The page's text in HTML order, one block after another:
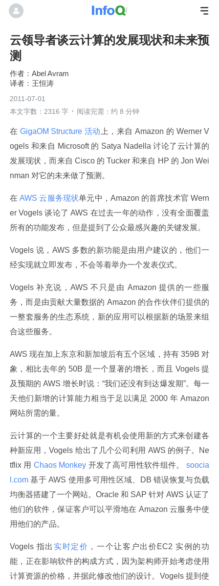
云领导者谈云计算的发展现状和未来预
测
Abel Avram
王恒涛
2011-07-01
本文字数：2316 字
阅读完需：约 8 分钟
在 GigaOM Structure 活动 上，来自 Amazon 的 Werner V
ogels 和来自 Microsoft 的 Satya Nadella 讨论了云计算的
发展现状，而来自 Cisco 的 Tucker 和来自 HP 的 Jon Wei
nman 对它的未来做了预测。
在 AWS 云服务现状单元中，Amazon 的首席技术官 Wern
er Vogels 谈论了 AWS 在过去一年的动作，没有全面覆盖
所有的功能发布，但是提到了公众最感兴趣的关键发展。
Vogels 说，AWS 多数的新功能是由用户建议的，他们一
经实现就立即发布，不会等着举办一个发表仪式。
Vogels 补充说，AWS 不只是由 Amazon 提供的一些服
务，而是由贡献大量数据的 Amazon 的合作伙伴们提供的
一整套服务的生态系统，新的应用可以根据新的场景来组
合这些服务。
AWS 现在加上东京和新加坡后有五个区域，持有 359B 对
象，相比去年的 50B 是一个显著的增长，而且 Vogels 提
及预期的 AWS 增长时说：“我们还没有到达爆发期”。每一
天他们新增的计算能力相当于足以满足 2000 年 Amazon
网站所需的量。
云计算的一个主要好处就是有机会使用新的方式来创建各
种新应用，Vogels 给出了几个公司利用 AWS 的例子。Ne
tflix 用 Chaos Monkey 开发了高可用性软件组件。
soocia
l.com 基于 AWS 使用多可用性区域、DB 错误恢复与负载
均衡器搭建了一个网站。Oracle 和 SAP 针对 AWS 认证了
他们的软件，保证客户可以平滑地在 Amazon 云服务中使
用他们的产品。
Vogels 指出 实时定价 ，一个让客户出价EC2 实例的功
能，正在影响软件的构成方式，因为架构师开始考虑使用
计算资源的价格，并据此修改他们的设计。Vogels 提到使